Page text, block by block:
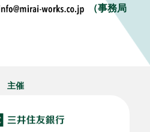
（事務局
主催